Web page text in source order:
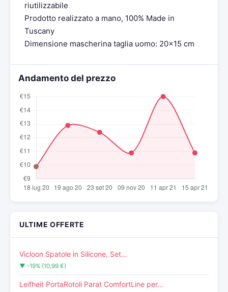
riutilizzabile
Prodotto realizzato a mano, 100% Made in
Tuscany
Dimensione mascherina taglia uomo: 20×15 cm
Andamento del prezzo
ULTIME OFFERTE
Vicloon Spatole in Silicone, Set…
▼ -19% (10,99 €)
Leifheit PortaRotoli Parat ComfortLine per…